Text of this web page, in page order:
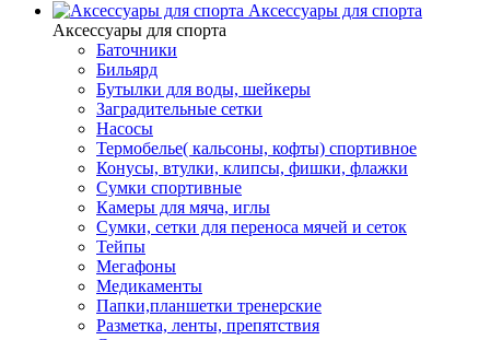
Аксессуары для спорта
Аксессуары для спорта
Баточники
Бильярд
Бутылки для воды, шейкеры
Заградительные сетки
Насосы
Термобелье( кальсоны, кофты) спортивное
Конусы, втулки, клипсы, фишки, флажки
Сумки спортивные
Камеры для мяча, иглы
Сумки, сетки для переноса мячей и сеток
Тейпы
Мегафоны
Медикаменты
Папки,планшетки тренерские
Разметка, ленты, препятствия